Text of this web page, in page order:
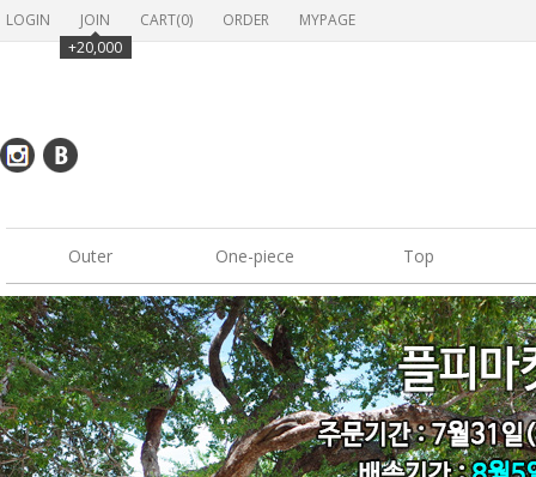
LOGIN
JOIN
+20,000
CART(0) ORDER MYPAGE
Outer One-piece Top